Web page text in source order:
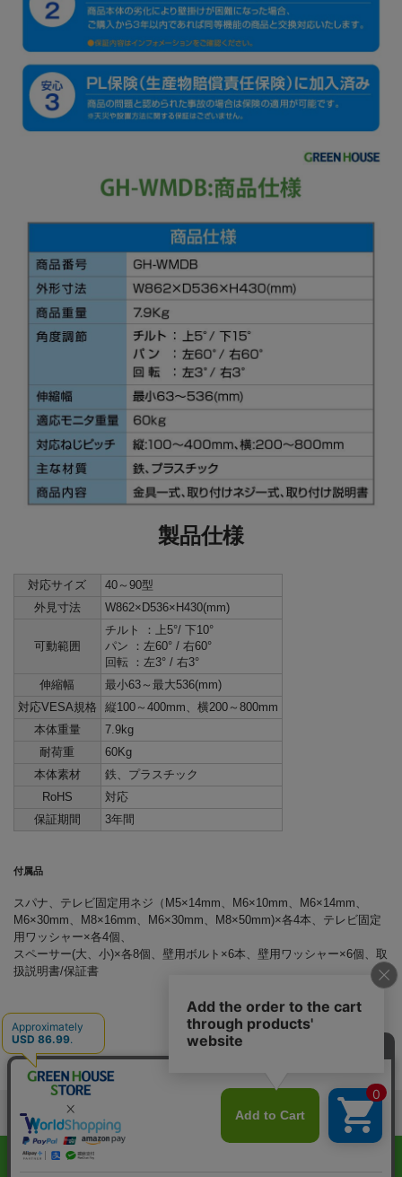
製品仕様
対応サイズ
40～90型
外見寸法
W862×D536×H430(mm)
可動範囲
チルト ：上5°/ 下10°
パン ：左60° / 右60°
回転 ：左3° / 右3°
伸縮幅
最小63～最大536(mm)
対応VESA規格
縦100～400mm、横200～800mm
本体重量
7.9kg
耐荷重
60Kg
本体素材
鉄、プラスチック
RoHS
対応
保証期間
3年間
付属品
スパナ、テレビ固定用ネジ（M5×14mm、M6×10mm、M6×14mm、
M6×30mm、M8×16mm、M6×30mm、M8×50mm)×各4本、テレビ固定
用ワッシャー×各4個、
スペーサー(大、小)×各8個、壁用ボルト×6本、壁用ワッシャー×6個、取
扱説明書/保証書
メルマガ登録